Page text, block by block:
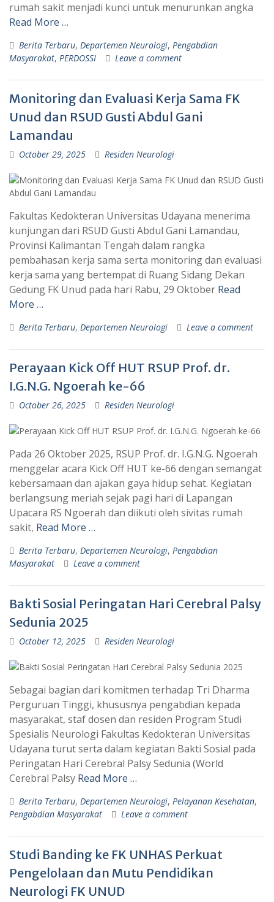
rumah sakit menjadi kunci untuk menurunkan angka
Read More …
Berita Terbaru, Departemen Neurologi, Pengabdian
Masyarakat, PERDOSSI Leave a comment
Monitoring dan Evaluasi Kerja Sama FK
Unud dan RSUD Gusti Abdul Gani
Lamandau
October 29, 2025 Residen Neurologi
Fakultas Kedokteran Universitas Udayana menerima
kunjungan dari RSUD Gusti Abdul Gani Lamandau,
Provinsi Kalimantan Tengah dalam rangka
pembahasan kerja sama serta monitoring dan evaluasi
kerja sama yang bertempat di Ruang Sidang Dekan
Gedung FK Unud pada hari Rabu, 29 Oktober Read
More …
Berita Terbaru, Departemen Neurologi Leave a comment
Perayaan Kick Off HUT RSUP Prof. dr.
I.G.N.G. Ngoerah ke-66
October 26, 2025 Residen Neurologi
Pada 26 Oktober 2025, RSUP Prof. dr. I.G.N.G. Ngoerah
menggelar acara Kick Off HUT ke-66 dengan semangat
kebersamaan dan ajakan gaya hidup sehat. Kegiatan
berlangsung meriah sejak pagi hari di Lapangan
Upacara RS Ngoerah dan diikuti oleh sivitas rumah
sakit, Read More …
Berita Terbaru, Departemen Neurologi, Pengabdian
Masyarakat
Leave a comment
Bakti Sosial Peringatan Hari Cerebral Palsy
Sedunia 2025
October 12, 2025 Residen Neurologi
Sebagai bagian dari komitmen terhadap Tri Dharma
Perguruan Tinggi, khususnya pengabdian kepada
masyarakat, staf dosen dan residen Program Studi
Spesialis Neurologi Fakultas Kedokteran Universitas
Udayana turut serta dalam kegiatan Bakti Sosial pada
Peringatan Hari Cerebral Palsy Sedunia (World
Cerebral Palsy Read More …
Berita Terbaru, Departemen Neurologi, Pelayanan Kesehatan,
Pengabdian Masyarakat
Leave a comment
Studi Banding ke FK UNHAS Perkuat
Pengelolaan dan Mutu Pendidikan
Neurologi FK UNUD